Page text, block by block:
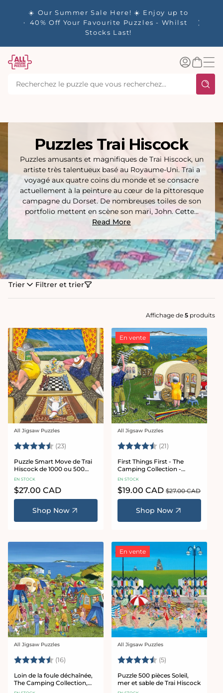
☀️ Our Summer Sale Here! ☀️ Enjoy up to
40% Off Your Favourite Puzzles - Whilst
Stocks Last!
Connexion
Panier
Puzzles Trai Hiscock
Puzzles amusants et magnifiques de Trai Hiscock, un
artiste très talentueux basé au Royaume-Uni. Trai a
voyagé aux quatre coins du monde et se consacre
actuellement à la peinture au cœur de la pittoresque
campagne du Dorset. De nombreuses toiles de son
portfolio mettent en scène son mari, John. Cette...
Read More
Trier Filtrer et trier
Affichage de 5 produits
Fournisseur :
All Jigsaw Puzzles
Note: (23) 4.8 sur 5 étoiles
Puzzle Smart Move de Trai
Hiscock de 1000 ou 500
pièces
EN STOCK
Prix
habituel
$27.00 CAD
Shop Now
En vente
Fournisseur :
All Jigsaw Puzzles
Note: (21)
First Things First - The
Camping Collection -
Puzzle Trai Hiscock 1000 ou
EN STOCK
Prix
promotionnel
$19.00 CAD Prix
habituel
$27.00 CAD
Shop Now
Fournisseur :
All Jigsaw Puzzles
Note: (16) 4.8 sur 5 étoiles
Loin de la foule déchaînée,
The Camping Collection,
puzzle Trai Hiscock 1000 ou
En vente
Fournisseur :
All Jigsaw Puzzles
Note: (5)
Puzzle 500 pièces Soleil,
mer et sable de Trai Hiscock